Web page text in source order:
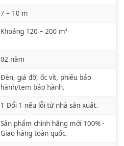
7 – 10 m
Khoảng 120 – 200 m²
02 năm
Đèn, giá đỡ, ốc vít, phiếu bảo
hành/tem bảo hành.
1 Đổi 1 nếu lỗi từ nhà sản xuất.
Sản phẩm chính hãng mới 100% -
Giao hàng toàn quốc.